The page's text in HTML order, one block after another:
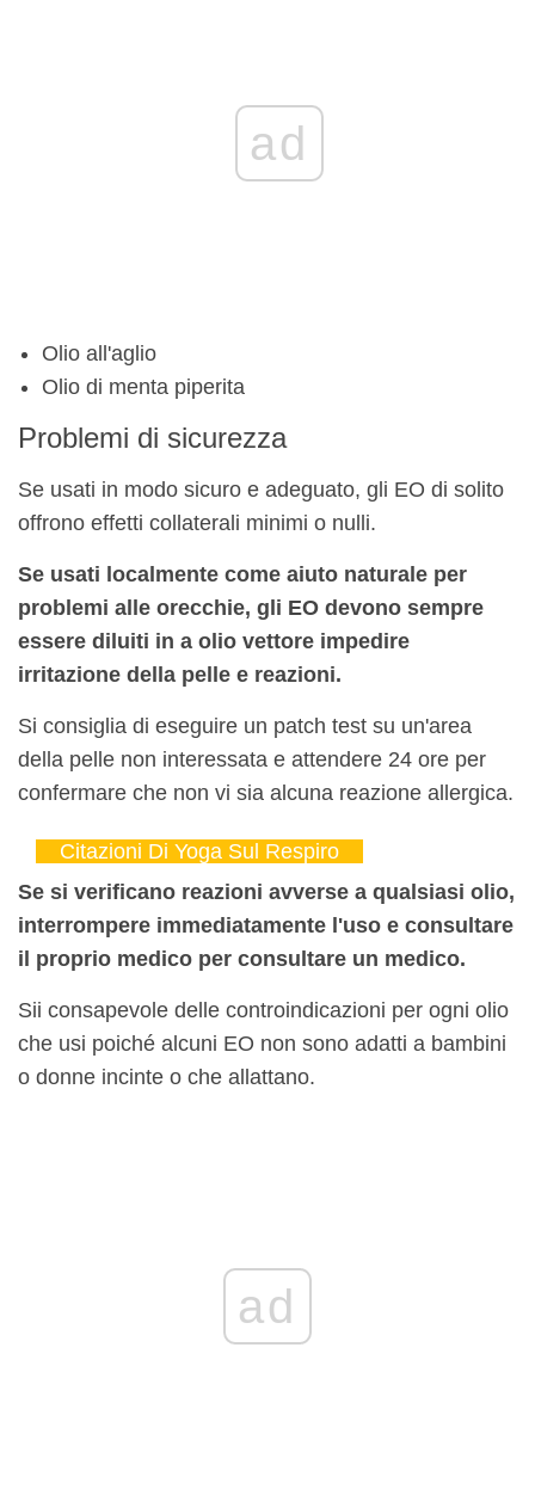
ad
Olio all'aglio
Olio di menta piperita
Problemi di sicurezza
Se usati in modo sicuro e adeguato, gli EO di solito
offrono effetti collaterali minimi o nulli.
Se usati localmente come aiuto naturale per
problemi alle orecchie, gli EO devono sempre
essere diluiti in a olio vettore impedire
irritazione della pelle e reazioni.
Si consiglia di eseguire un patch test su un'area
della pelle non interessata e attendere 24 ore per
confermare che non vi sia alcuna reazione allergica.
Citazioni Di Yoga Sul Respiro
Se si verificano reazioni avverse a qualsiasi olio,
interrompere immediatamente l'uso e consultare
il proprio medico per consultare un medico.
Sii consapevole delle controindicazioni per ogni olio
che usi poiché alcuni EO non sono adatti a bambini
o donne incinte o che allattano.
ad